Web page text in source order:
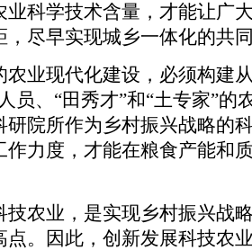
业科学技术含量，才能让广
，尽早实现城乡一体化的共
现代化建设，必须构建从
员、“田秀才”和“土专家”的
研院所作为乡村振兴战略的
作力度，才能在粮食产能和
业，是实现乡村振兴战
点。因此，创新发展科技农